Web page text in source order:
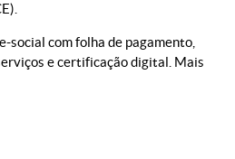
social com folha de pagamento,
e certificação digital. Mais